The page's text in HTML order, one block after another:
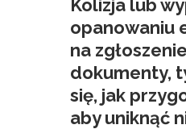
Kolizja lub
opanowaniu
na
dokumenty,
się, jak
aby uniknąć